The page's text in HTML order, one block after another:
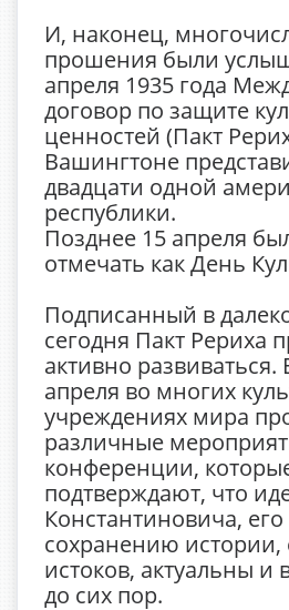
И, наконец,
прошения были
апреля 1935 года
договор по защите
ценностей (Пакт
Вашингтоне
двадцати одной
республики.
Позднее 15 апреля
отмечать как День
Подписанный в
сегодня Пакт Рериха
активно развиваться.
апреля во многих
учреждениях мира
различные
конференции,
подтверждают, что
Константиновича,
сохранению истории,
истоков, актуальны и
до сих пор.